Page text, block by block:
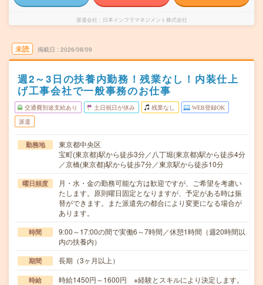
派遣会社 日本インフラマネジメント株式会社
未読 掲載日 2026/08/09
週2～3日の扶養内勤務！残業なし！内装仕上
げ工事会社で一般事務のお仕事
交通費別途支給あり 土日祝日が休み 残業なし WEB登録OK
派遣
勤務地
東京都中央区
宝町(東京都)駅から徒歩3分／八丁堀(東京都)駅から徒歩4分
／京橋(東京都)駅から徒歩7分／東京駅から徒歩10分
曜日頻度
月・水・金の勤務可能な方は歓迎ですが、ご希望を考慮い
たします。原則曜日固定となりますが、予定がある時は振
替ができます。また派遣先の都合により変更になる場合が
あります。
時間
9:00～17:00の間で実働6～7時間／休憩1時間（週20時間以
内の扶養内）
期間 長期（3ヶ月以上）
時給 時給1450円～1600円 ※経験とスキルにより決定します。